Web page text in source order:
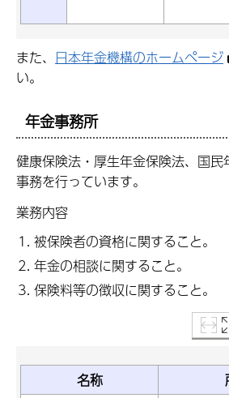
また、 日本年金機構のホームページ
い。
年金事務所
健康保険法・厚生年金保険法、国民
事務を行っています。
業務内容
被保険者の資格に関すること。
年金の相談に関すること。
保険料等の徴収に関すること。
名称